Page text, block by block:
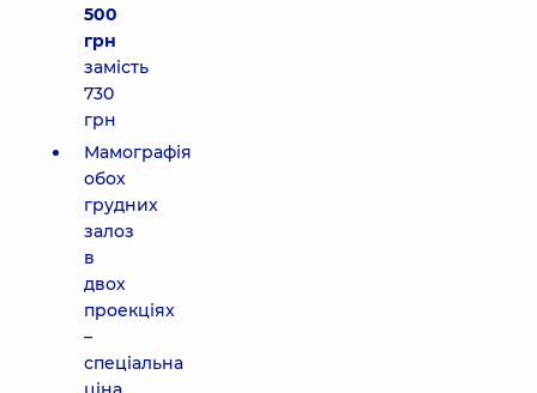
500
грн
замість
730
грн
Мамографія
обох
грудних
залоз
в
двох
проекціях
–
спеціальна